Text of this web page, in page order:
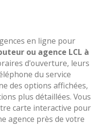
en ligne pour
ou agence LCL à
d'ouverture, leurs
du service
des options affichées,
plus détaillées. Vous
carte interactive pour
agence près de votre